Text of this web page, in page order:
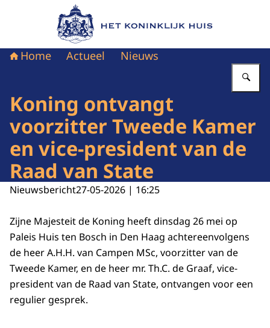
Naar de homepage van Het Koninklijk Huis
Home Actueel Nieuws
Koning ontvangt
voorzitter Tweede Kamer
en vice-president van de
Raad van State
Nieuwsbericht27-05-2026 | 16:25
Zijne Majesteit de Koning heeft dinsdag 26 mei op
Paleis Huis ten Bosch in Den Haag achtereenvolgens
de heer A.H.H. van Campen MSc, voorzitter van de
Tweede Kamer, en de heer mr. Th.C. de Graaf, vice-
president van de Raad van State, ontvangen voor een
regulier gesprek.